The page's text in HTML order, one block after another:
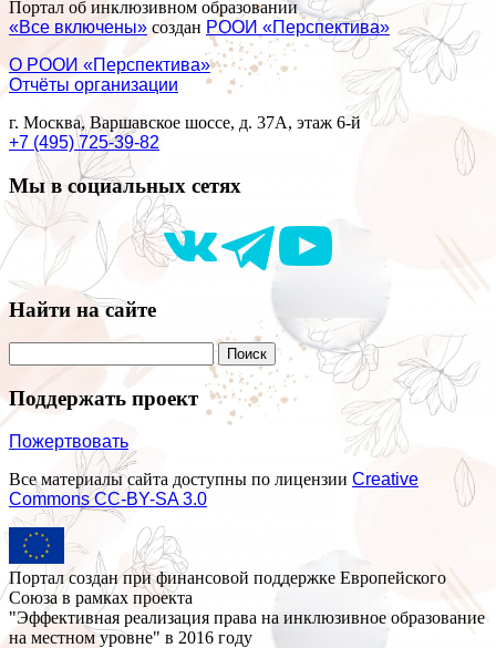
Портал об инклюзивном образовании
«Все включены» создан РООИ «Перспектива»
О РООИ «Перспектива»
Отчёты организации
г. Москва, Варшавское шоссе, д. 37А, этаж 6-й
+7 (495) 725-39-82
Мы в социальных сетях
Найти на сайте
Поддержать проект
Пожертвовать
Все материалы сайта доступны по лицензии Creative
Commons СС-BY-SA 3.0
Портал создан при финансовой поддержке Европейского
Союза в рамках проекта
"Эффективная реализация права на инклюзивное образование
на местном уровне" в 2016 году